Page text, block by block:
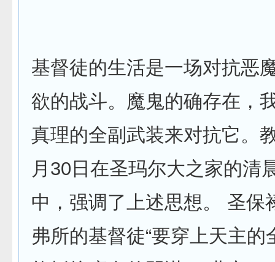
基督徒的生活是一场对抗恶
欲的战斗。魔鬼的确存在，
真理的全副武装来对抗它。
月30日在圣玛尔大之家的清
中，强调了上述思想。 圣保
弗所的基督徒“要穿上天主的